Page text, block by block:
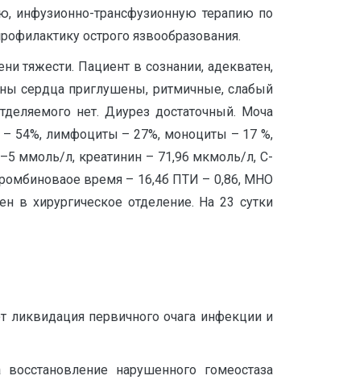
инфузионно-трансфузионную терапию по
острого язвообразования.
тяжести. Пациент в сознании, адекватен,
сердца приглушены, ритмичные, слабый
нет. Диурез достаточный. Моча
54%, лимфоциты – 27%, моноциты – 17 %,
ммоль/л, креатинин – 71,96 мкмоль/л, С-
время – 16,4б ПТИ – 0,86, МНО
в хирургическое отделение. На 23 сутки
ликвидация первичного очага инфекции и
нарушенного гомеостаза